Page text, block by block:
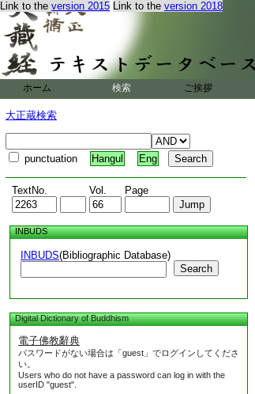
Link to the version 2015 Link to the version 2018
ホーム 検索 ご挨拶
大正蔵検索
punctuation Hangul Eng
TextNo. Vol. Page
INBUDS
INBUDS(Bibliographic Database)
Search
Digital Dictionary of Buddhism
電子佛教辭典
パスワードがない場合は「guest」でログインしてくださ
い。
Users who do not have a password can log in with the
userID "guest".